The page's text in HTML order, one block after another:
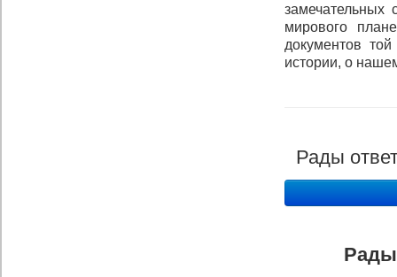
замечательных
мирового
документов
истории, о
Рады
Рады